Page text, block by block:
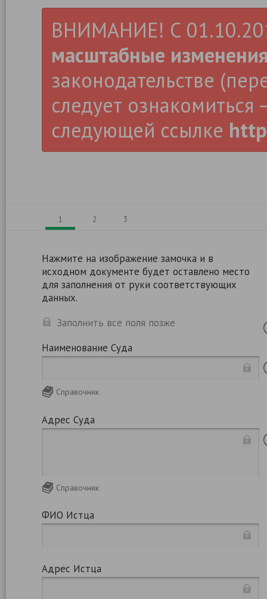
ВНИМАНИЕ! С
масштабные
законодательстве
следует ознакомиться
следующей ссылке
1 2 3
Нажмите на изображение замочка и в
исходном документе будет оставлено место
для заполнения от руки соответствующих
данных.
Заполнить все поля позже
Наименование Суда
Справочник
Адрес Суда
Справочник
ФИО Истца
Адрес Истца